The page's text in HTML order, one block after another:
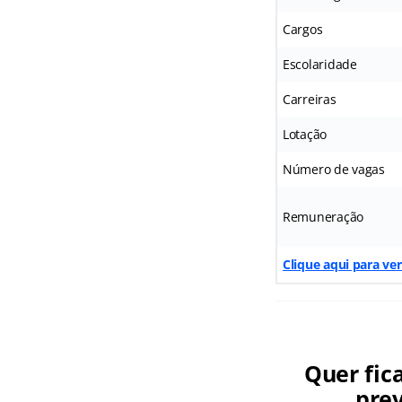
Cargos
Escolaridade
Carreiras
Lotação
Número de vagas
Remuneração
Clique aqui para
Quer